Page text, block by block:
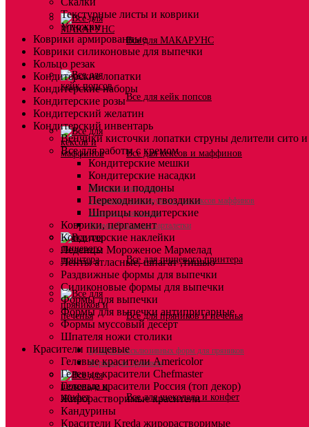
Все для МАКАРУНС
Все для кейк попсов
Все для кексов и маффинов
Подставки под кексы
Украшения и инструмент для кексов маффинов
Упаковка для кексов
Формы бумажные тарталетки
Все для пищевого принтера
Все для пряников и печенья
3д печать эксклюзивных форм для пряников
Формы для пряников
Все для шоколада и конфет
Текстурные листы и коврики
Утюжки
Коврики армированные
Коврики силиконовые для выпечки
Кольцо резак
Кондитерские лопатки
Кондитерские наборы
Кондитерские розы
Кондитерский желатин
Кондитерский инвентарь
Венчики кисточки лопатки струны делители сито
Все для работы с кремом
Кондитерские мешки
Кондитерские насадки
Миски и поддоны
Переходники, гвоздики
Шприцы кондитерские
Коврики, пергамент
Кондитерские наклейки
Леденцы Мороженое Мармелад
Ленты атласные, шпагат ,тишью
Раздвижные формы для выпечки
Силиконовые формы для выпечки
Формы для выпечки
Формы для выпечки антипригарные
Формы муссовый десерт
Шпателя ножи столики
Красители пищевые
Гелевые красители Americolor
Гелевые красители Chefmaster
Гелевые красители Россия (топ декор)
Жирорастворимые красители
Кандурины
Красители Kreda жирорастворимые